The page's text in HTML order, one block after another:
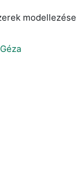
modellezése